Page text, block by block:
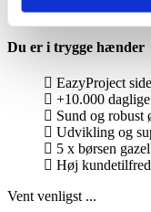
Demoen
Du er i trygge hænder
EazyProject
+10.000
Sund og
Udvikling og
5 x børsen
Høj
Vent venligst ...